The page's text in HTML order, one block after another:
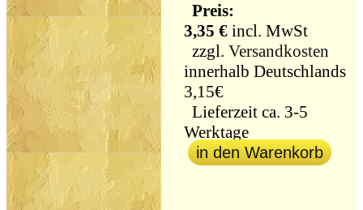
Preis:
3,35 € incl. MwSt
zzgl.Versandkosten
innerhalb Deutschlands
3,15€
Lieferzeit ca. 3-5
Werktage
in den Warenkorb